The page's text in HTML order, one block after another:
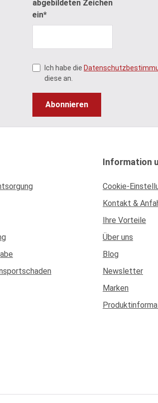
abgebildeten Zeichen
ein*
Ich habe die
diese an.
Abonnieren
Information
Cookie-
Kontakt &
Ihre Vorteile
Über uns
Blog
Newsletter
Marken